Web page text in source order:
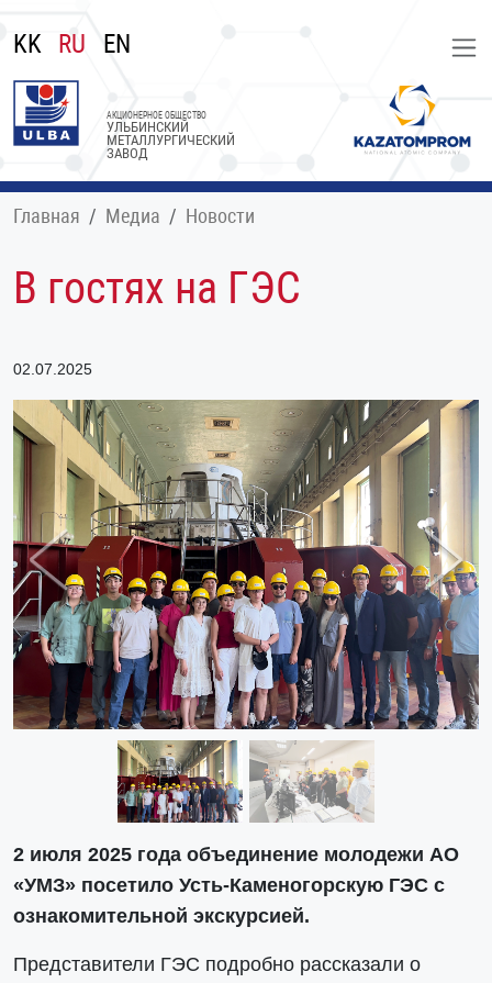
KK RU EN
УЛЬБИНСКИЙ
МЕТАЛЛУРГИЧЕСКИЙ
ЗАВОД
АКЦИОНЕРНОЕ ОБЩЕСТВО
Главная Медиа Новости
В гостях на ГЭС
02.07.2025
Previous Next
2 июля 2025 года объединение молодежи АО
«УМЗ» посетило Усть-Каменогорскую ГЭС с
ознакомительной экскурсией.
Представители ГЭС подробно рассказали о